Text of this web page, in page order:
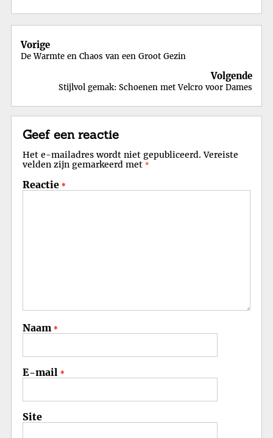
Berichtnavigatie
Vorige
De Warmte en Chaos van een Groot Gezin
Volgende
Stijlvol gemak: Schoenen met Velcro voor Dames
Geef een reactie
Het e-mailadres wordt niet gepubliceerd. Vereiste
velden zijn gemarkeerd met *
Reactie *
Naam *
E-mail *
Site